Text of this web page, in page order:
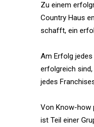
Zu einem
Country Haus
schafft, ein
Am Erfolg
erfolgreich
jedes
Von Know-how
ist Teil einer